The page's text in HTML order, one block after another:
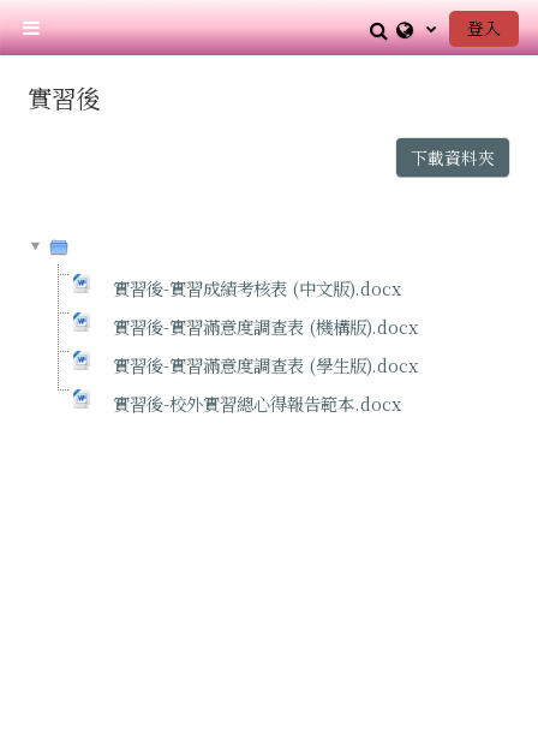
跳至主內容
側板
Toggle登入
實習後
下載資料夾
實習後-實習成績考核表 (中文版).docx
實習後-實習滿意度調查表 (機構版).docx
實習後-實習滿意度調查表 (學生版).docx
實習後-校外實習總心得報告範本.docx